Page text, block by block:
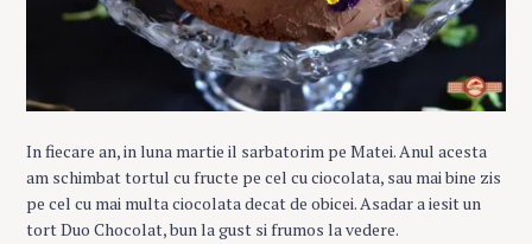
In fiecare an, in luna martie il sarbatorim pe Matei. Anul acesta
am schimbat tortul cu fructe pe cel cu ciocolata, sau mai bine zis
pe cel cu mai multa ciocolata decat de obicei. Asadar a iesit un
tort Duo Chocolat, bun la gust si frumos la vedere.